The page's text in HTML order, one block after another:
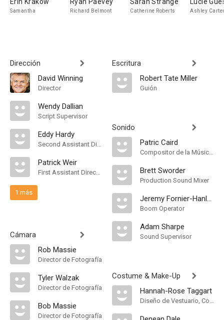
Samantha Richard Belmont Catherine Roberts Ashley
Dirección
David Winning
Director
Wendy Dallian
Script Supervisor
Eddy Hardy
Second Assistant Director
Patrick Weir
First Assistant Director
1 más
Cámara
Rob Massie
Director de Fotografía
Tyler Walzak
Director de Fotografía
Bob Massie
Director de Fotografía
Escritura
Robert Tate Miller
Guión
Sonido
Patric Caird
Compositor de la Música Original, Música
Brett Sworder
Production Sound Mixer
Jeremy Fornier-Hanlon
Boom Operator
Adam Sharpe
Sound Supervisor
Costume & Make-Up
Hannah-Rose Taggart
Diseño de Vestuario, Costume Designer